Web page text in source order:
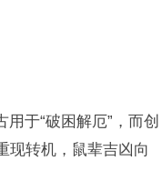
于“破困解厄”，而创
现转机，鼠辈吉凶向